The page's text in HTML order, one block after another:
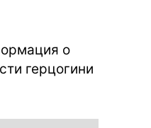
о
герцогини